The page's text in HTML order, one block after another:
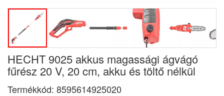
HECHT 9025 akkus magassági ágvágó
fűrész 20 V, 20 cm, akku és töltő nélkül
Termékkód: 8595614925020